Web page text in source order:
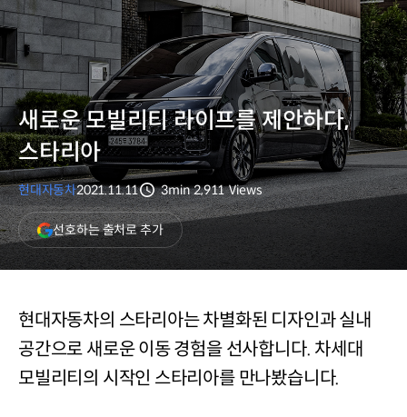
새로운 모빌리티 라이프를 제안하다,
스타리아
현대자동차2021.11.11
분량
3min
조회수
2,911 Views
선호하는 출처로 추가(새
창
열림)
현대자동차의 스타리아는 차별화된 디자인과 실내
공간으로 새로운 이동 경험을 선사합니다. 차세대
모빌리티의 시작인 스타리아를 만나봤습니다.